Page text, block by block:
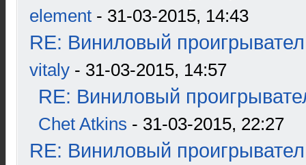
element - 31-03-2015, 14:43
RE: Виниловый
vitaly - 31-03-2015, 14:57
RE: Виниловый
Chet Atkins - 31-03-2015, 22:27
RE: Виниловый